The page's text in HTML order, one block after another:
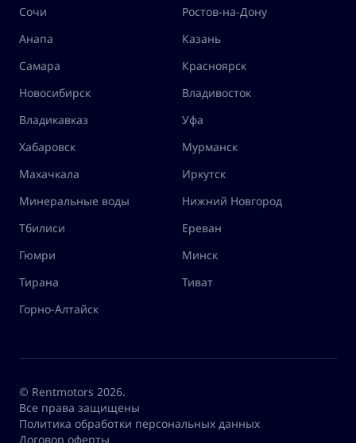
Сочи
Ростов-на-Дону
Анапа
Казань
Самара
Красноярск
Новосибирск
Владивосток
Владикавказ
Уфа
Хабаровск
Мурманск
Махачкала
Иркутск
Минеральные воды
Нижний Новгород
Тбилиси
Ереван
Гюмри
Минск
Тирана
Тиват
Горно-Алтайск
© Rentmotors 2026.
Все права защищены
Политика обработки персональных данных
Договор оферты